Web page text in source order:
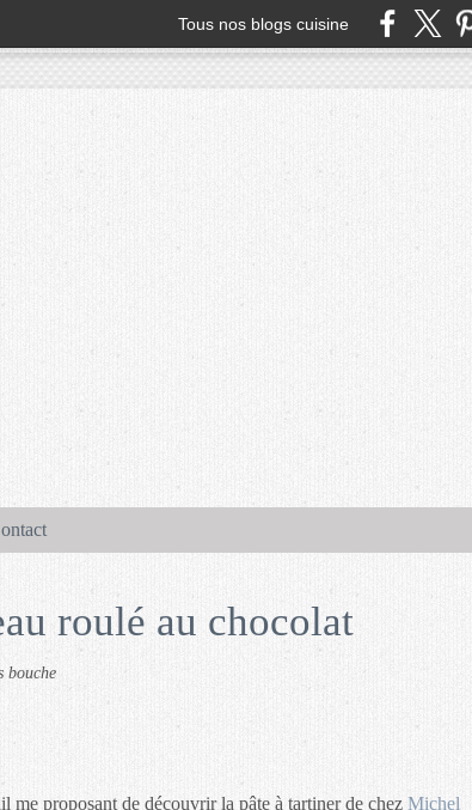
Tous nos blogs cuisine
roulé au chocolat
bouche
me proposant de découvrir la pâte à tartiner de chez Michel